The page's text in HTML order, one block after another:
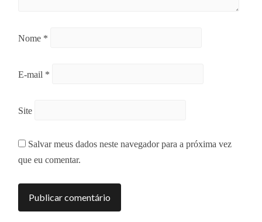
Nome *
E-mail *
Site
Salvar meus dados neste navegador para a próxima vez
que eu comentar.